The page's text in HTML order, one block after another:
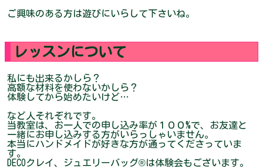
ご興味のある方は遊びにいらして下さいね。
レッスンについて
私にも出来るかしら？
高額な材料を使わないかしら？
体験してから始めたいけど…
など人それぞれです。
当教室は、お一人での申し込み率が１００%で、お友達と
一緒にお申し込みする方がいらっしゃいません。
本当にハンドメイドが好きな方が通ってくださっていま
す。
DECOクレイ、ジュエリーバッグ®︎は体験会もございます。